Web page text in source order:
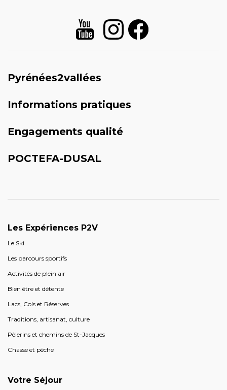
Pyrénées2vallées
Informations pratiques
Engagements qualité
POCTEFA-DUSAL
Les Expériences P2V
Le Ski
Les parcours sportifs
Activités de plein air
Bien être et détente
Lacs, Cols et Réserves
Traditions, artisanat, culture
Pèlerins et chemins de St-Jacques
Chasse et pêche
Votre Séjour